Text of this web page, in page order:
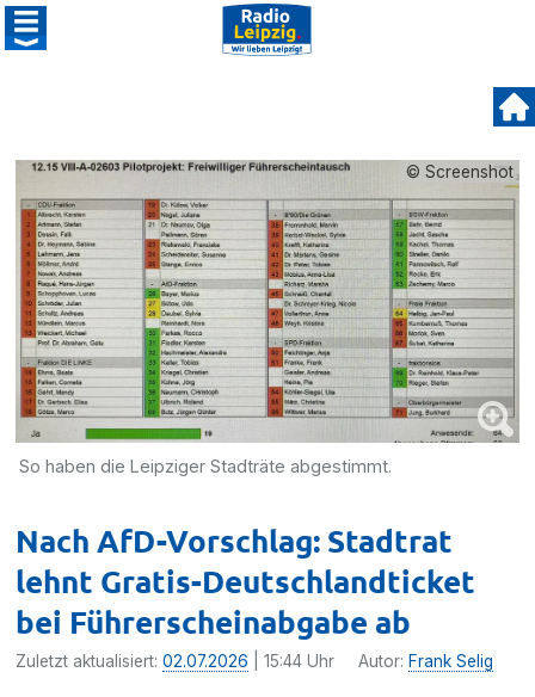
© Screenshot
So haben die Leipziger Stadträte abgestimmt.
Nach AfD-Vorschlag: Stadtrat
lehnt Gratis-Deutschlandticket
bei Führerscheinabgabe ab
Zuletzt aktualisiert:02.07.2026 | 15:44 Uhr Autor: Frank Selig